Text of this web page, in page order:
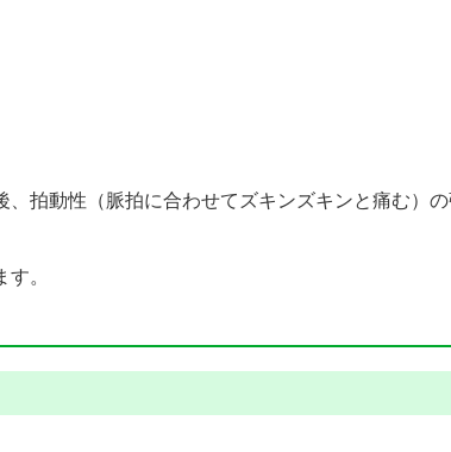
拍動性（脈拍に合わせてズキンズキンと痛む）
。